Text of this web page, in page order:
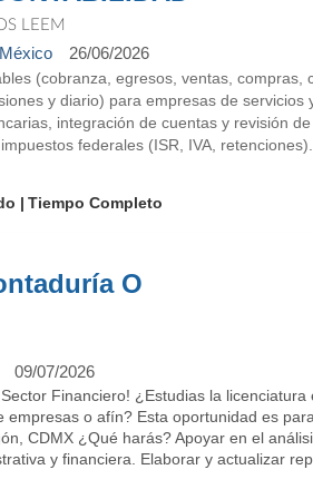
LEEM
26/06/2026
(cobranza, egresos, ventas, compras,
y diario) para empresas de servicios
integración de cuentas y revisión de
federales (ISR, IVA, retenciones).
Tiempo Completo
O
09/07/2026
Financiero! ¿Estudias la licenciatura
o afín? Esta oportunidad es
CDMX ¿Qué harás? Apoyar en el
y financiera. Elaborar y actualizar